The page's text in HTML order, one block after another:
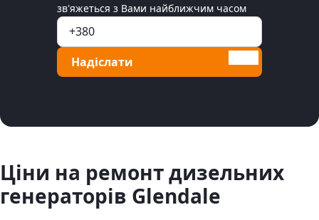
зв'яжеться з Вами найближчим часом
Надіслати
Ціни на ремонт дизельних
генераторів Glendale